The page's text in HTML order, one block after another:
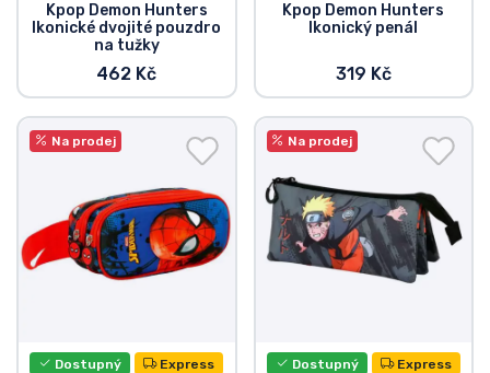
Kpop Demon Hunters
Ikonické dvojité pouzdro
na tužky
462 Kč
Kpop Demon Hunters
Ikonický penál
319 Kč
Na prodej
Dostupný Express
Na prodej
Dostupný Express